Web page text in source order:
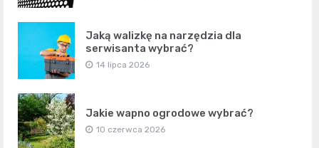
Jaką walizkę na narzędzia dla
serwisanta wybrać?
14 lipca 2026
Jakie wapno ogrodowe wybrać?
10 czerwca 2026